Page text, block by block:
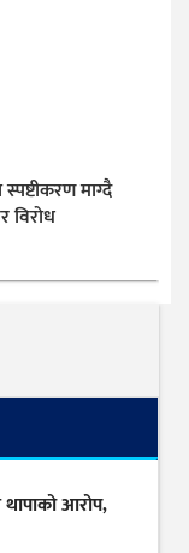
स्पष्टीकरण माग्दै
विरोध
आरोप,